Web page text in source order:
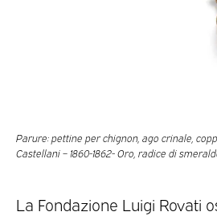
Parure: pettine per chignon, ago crinale,
Castellani – 1860-1862- Oro, radice di
La Fondazione Luigi Rovati